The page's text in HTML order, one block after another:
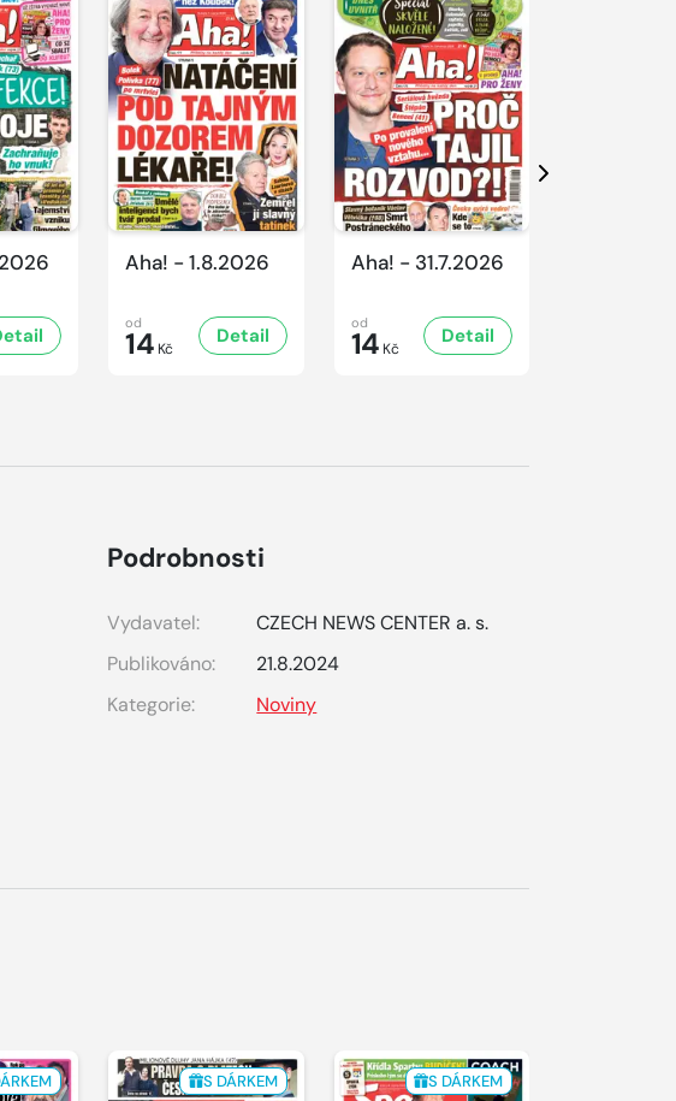
Aha! - 1.8.2026
od
14 Kč
Detail
Aha! - 31.7.2026
od
14 Kč
Detail
Další
Podrobnosti
Vydavatel:
CZECH NEWS CENTER a. s.
Publikováno:
21.8.2024
Kategorie:
Noviny
S DÁRKEM S DÁRKEM